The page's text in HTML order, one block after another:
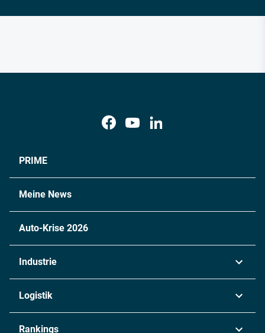
PRIME
Meine News
Auto-Krise 2026
Industrie
Logistik
Rankings